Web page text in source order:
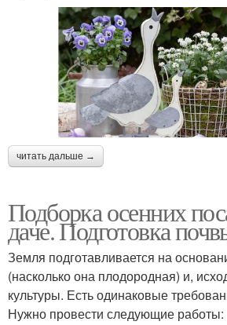
читать дальше →
Подборка осенних
даче. Подготовка
Земля подготавливается на
(насколько она плодородная) и,
культуры. Есть одинаковые
Нужно провести следующие работы: